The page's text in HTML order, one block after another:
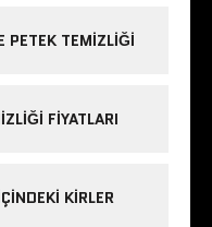
PETEK TEMIZLIĞI
FIYATLARI
KIRLER